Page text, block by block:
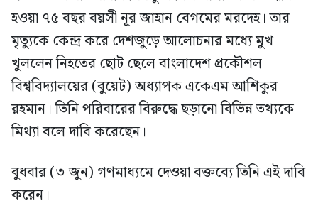
হওয়া ৭৫ বছর বয়সী নূর জাহান বেগমের মরদেহ। তার
মৃত্যুকে কেন্দ্র করে দেশজুড়ে আলোচনার মধ্যে মুখ
খুললেন নিহতের ছোট ছেলে বাংলাদেশ প্রকৌশল
বিশ্ববিদ্যালয়ের (বুয়েট) অধ্যাপক একেএম আশিকুর
রহমান। তিনি পরিবারের বিরুদ্ধে ছড়ানো বিভিন্ন তথ্যকে
মিথ্যা বলে দাবি করেছেন।
বুধবার (৩ জুন) গণমাধ্যমে দেওয়া বক্তব্যে তিনি এই দাবি
করেন।